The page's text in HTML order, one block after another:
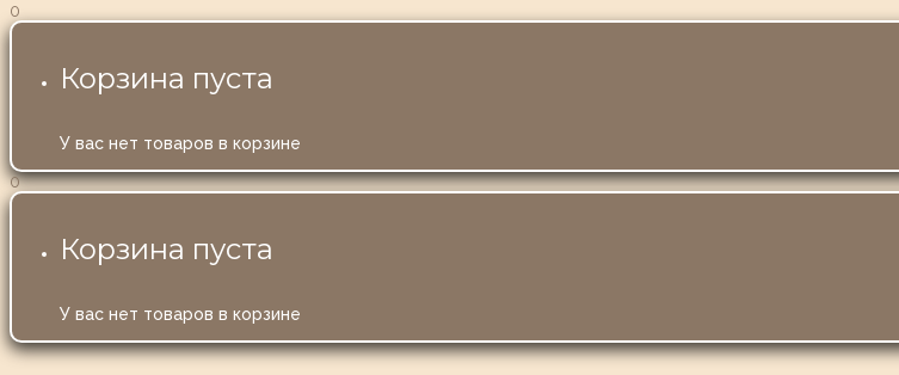
0
Корзина пуста
У вас нет товаров в корзине
0
Корзина пуста
У вас нет товаров в корзине